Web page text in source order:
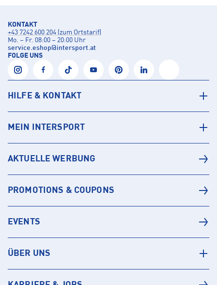
KONTAKT
+43 7242 600 204 (zum Ortstarif)
Mo. – Fr. 08:00 – 20:00 Uhr
service.eshop@intersport.at
FOLGE UNS
HILFE & KONTAKT
MEIN INTERSPORT
AKTUELLE WERBUNG
PROMOTIONS & COUPONS
EVENTS
ÜBER UNS